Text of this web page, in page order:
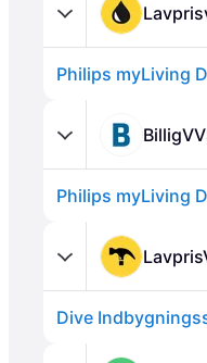
Philips myLiving
Philips myLiving
Dive